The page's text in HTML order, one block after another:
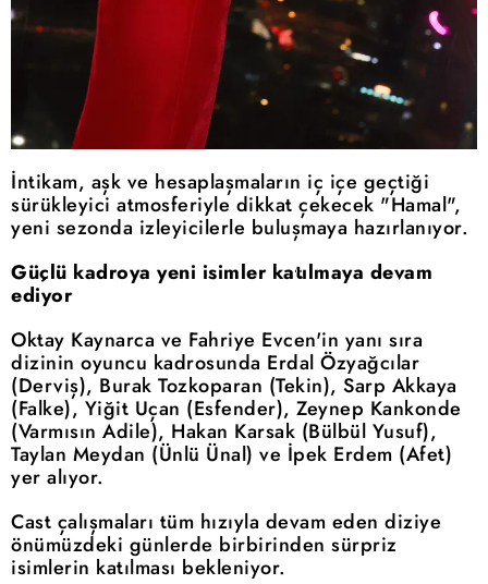
İntikam, aşk ve hesaplaşmaların iç içe geçtiği
sürükleyici atmosferiyle dikkat çekecek "Hamal",
yeni sezonda izleyicilerle buluşmaya hazırlanıyor.
Güçlü kadroya yeni isimler katılmaya devam
ediyor
Oktay Kaynarca ve Fahriye Evcen'in yanı sıra
dizinin oyuncu kadrosunda Erdal Özyağcılar
(Derviş), Burak Tozkoparan (Tekin), Sarp Akkaya
(Falke), Yiğit Uçan (Esfender), Zeynep Kankonde
(Varmısın Adile), Hakan Karsak (Bülbül Yusuf),
Taylan Meydan (Ünlü Ünal) ve İpek Erdem (Afet)
yer alıyor.
Cast çalışmaları tüm hızıyla devam eden diziye
önümüzdeki günlerde birbirinden sürpriz
isimlerin katılması bekleniyor.